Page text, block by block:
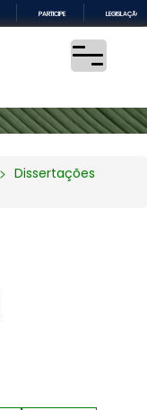
PARTICIPE LEGISLAÇÃO
Dissertações